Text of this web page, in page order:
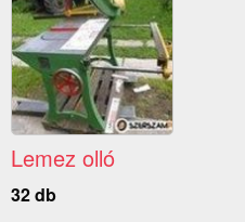
Lemez olló
32 db